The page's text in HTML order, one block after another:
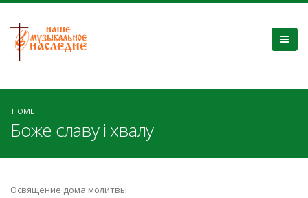
HOME
Боже славу і хвалу
Освящение дома молитвы